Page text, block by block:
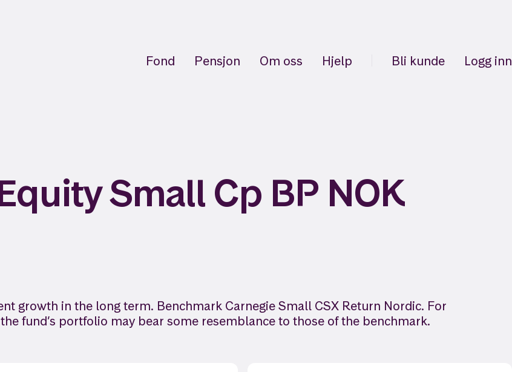
Fond Pensjon Om oss Hjelp Bli kunde Logg inn
Small Cp BP NOK
growth in the long term. Benchmark Carnegie Small CSX Return Nordic. For
fund’s portfolio may bear some resemblance to those of the benchmark.